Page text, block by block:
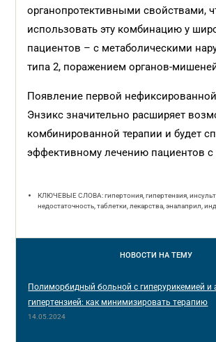
органопротективными свойствами,
использовать эту комбинацию у
пациентов – с метаболическими
типа 2, поражением органов-
Появление первой
Энзикс значительно расширяет
комбинированной терапии и будет
эффективному лечению пациентов с
КЛЮЧЕВЫЕ СЛОВА: гипертония, гипертензия,
недостаточность, таблетки, лекарства, эналаприл,
НОВОСТИ НА ТЕМУ
Полиморбидный больной с гиперурикемией и
гипертензией: как минимизировать терапию
14.05.2024